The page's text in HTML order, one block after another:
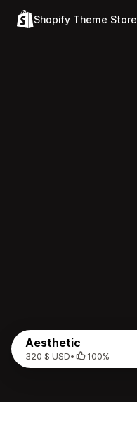
Shopify Theme Store
Aesthetic
320 $ USD• 100%